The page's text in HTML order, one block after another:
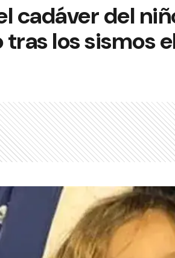
cadáver del
los sismos